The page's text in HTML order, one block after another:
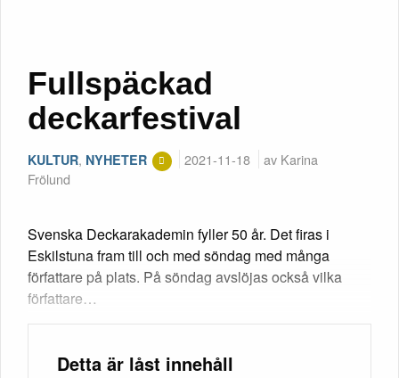
Fullspäckad
deckarfestival
KULTUR, NYHETER 2021-11-18
av Karina
Frölund
Svenska Deckarakademin fyller 50 år. Det firas i
Eskilstuna fram till och med söndag med många
författare på plats. På söndag avslöjas också vilka
författare…
Detta är låst innehåll